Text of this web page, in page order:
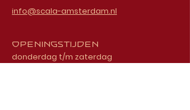
info@scala-amsterdam.nl
Openingstijden
donderdag t/m zaterdag